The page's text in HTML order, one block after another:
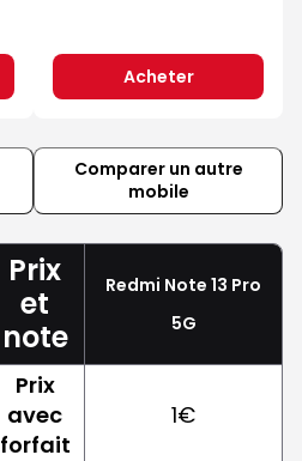
Acheter
Comparer un autre
mobile
Prix
et
note
Redmi Note 13 Pro
5G
Prix
avec
forfait
1€